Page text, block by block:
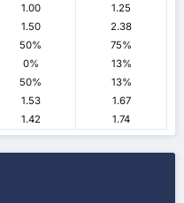
1.00
1.25
1.50
2.38
50%
75%
0%
13%
50%
13%
1.53
1.67
1.42 1.74